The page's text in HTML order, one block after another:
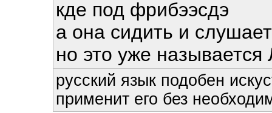
кде под фрибээсдэ
а она сидить и
но это уже
русский язык подобен
применит его без